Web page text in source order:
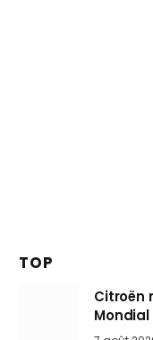
TOP
Citroën
Mini